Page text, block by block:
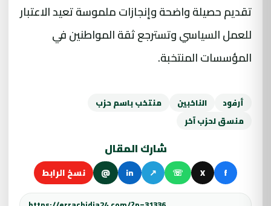
تقديم حصيلة واضحة وإنجازات ملموسة تعيد الاعتبار
للعمل السياسي وتسترجع ثقة المواطنين في
المؤسسات المنتخبة.
أرفود الناخبين
منتخب باسم حزب
منسق لحزب آخر
شارك المقال
f
X
☏
↗
in
@ نسخ الرابط